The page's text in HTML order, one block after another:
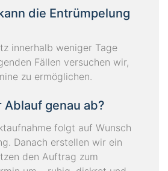
die Entrümpelung
innerhalb weniger Tage
Fällen versuchen wir,
zu ermöglichen.
genau ab?
folgt auf Wunsch
Danach erstellen wir ein
den Auftrag zum